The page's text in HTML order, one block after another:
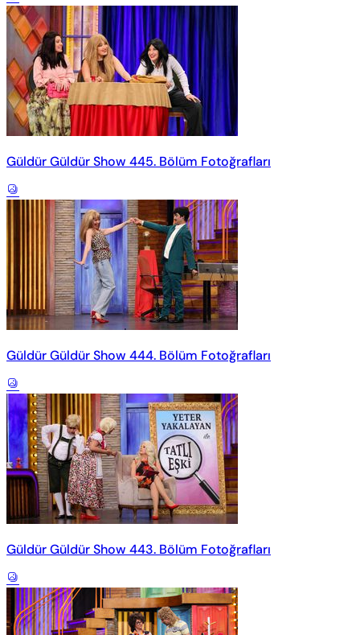
Güldür Güldür Show 445. Bölüm Fotoğrafları
Güldür Güldür Show 444. Bölüm Fotoğrafları
Güldür Güldür Show 443. Bölüm Fotoğrafları